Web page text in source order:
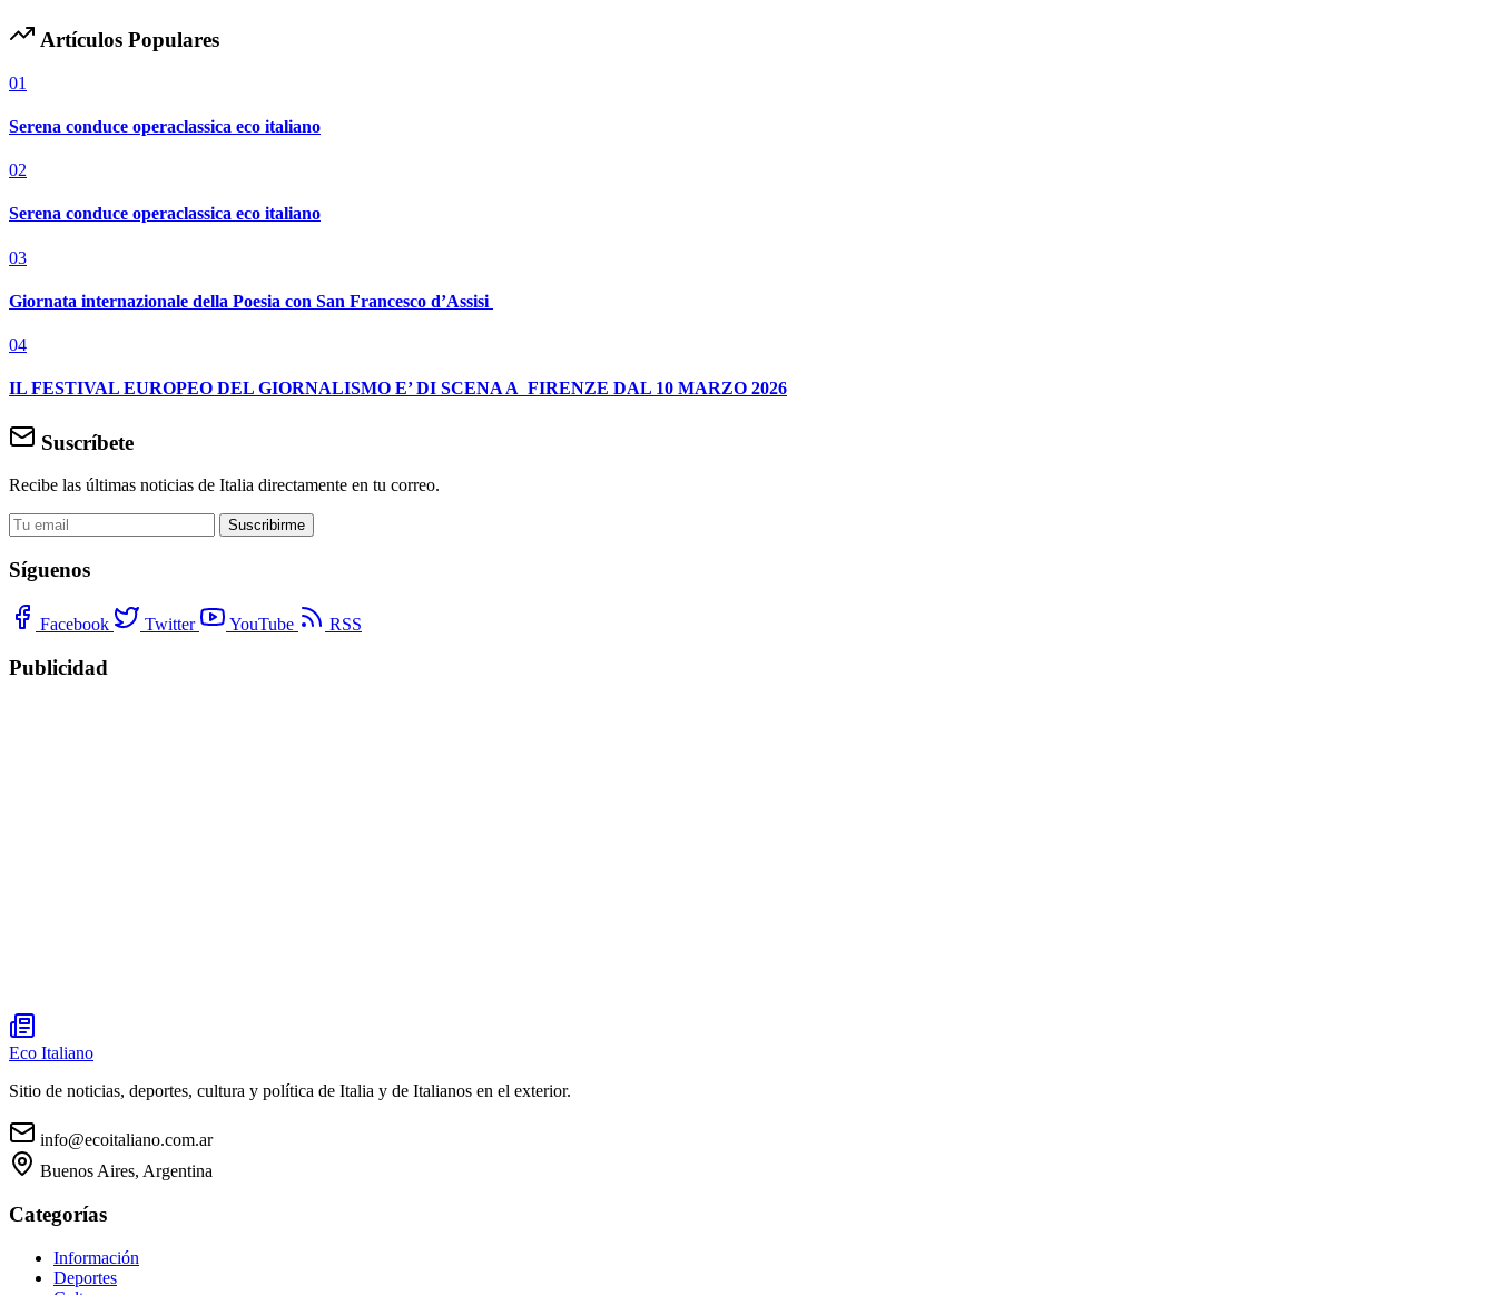
Artículos Populares
01
Serena conduce operaclassica eco italiano
02
Serena conduce operaclassica eco italiano
03
Giornata internazionale della Poesia con San Francesco d’Assisi
04
IL FESTIVAL EUROPEO DEL GIORNALISMO E’ DI SCENA A FIRENZE DAL 10 MARZO 2026
Suscríbete
Recibe las últimas noticias de Italia directamente en tu correo.
Suscribirme
Síguenos
Facebook Twitter YouTube RSS
Publicidad
Eco Italiano
Sitio de noticias, deportes, cultura y política de Italia y de Italianos en el exterior.
info@ecoitaliano.com.ar
Buenos Aires, Argentina
Categorías
Información
Deportes